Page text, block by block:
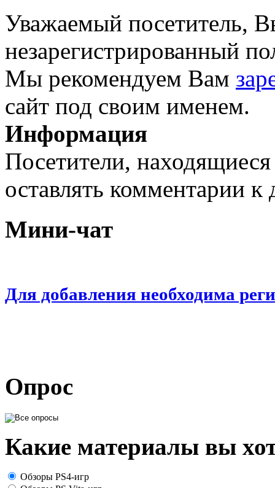
Уважаемый посетитель,
незарегистрированный
Мы рекомендуем Вам
сайт под своим именем.
Информация
Посетители,
оставлять комментарии
Мини-чат
Для добавления необходима
Опрос
Какие материалы вы
Обзоры PS4-игр